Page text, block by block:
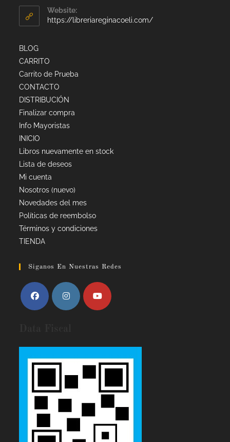
Website:
https://libreriareginacoeli.com/
BLOG
CARRITO
Carrito de Prueba
CONTACTO
DISTRIBUCIÓN
Finalizar compra
Info Mayoristas
INICIO
Libros nuevamente en stock
Lista de deseos
Mi cuenta
Nosotros (nuevo)
Novedades del mes
Políticas de reembolso
Términos y condiciones
TIENDA
Siganos En Nuestras Redes